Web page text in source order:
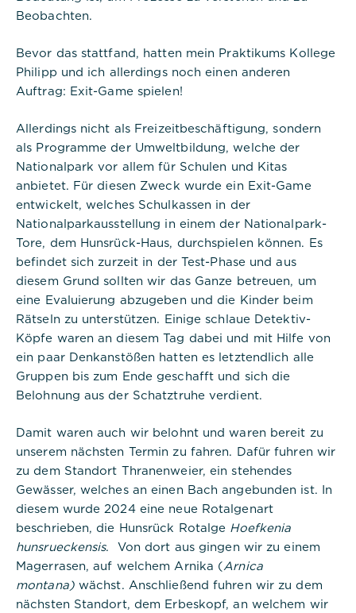
Beobachten.
Bevor das stattfand, hatten mein Praktikums Kollege
Philipp und ich allerdings noch einen anderen
Auftrag: Exit-Game spielen!
Allerdings nicht als Freizeitbeschäftigung, sondern
als Programme der Umweltbildung, welche der
Nationalpark vor allem für Schulen und Kitas
anbietet. Für diesen Zweck wurde ein Exit-Game
entwickelt, welches Schulkassen in der
Nationalparkausstellung in einem der Nationalpark-
Tore, dem Hunsrück-Haus, durchspielen können. Es
befindet sich zurzeit in der Test-Phase und aus
diesem Grund sollten wir das Ganze betreuen, um
eine Evaluierung abzugeben und die Kinder beim
Rätseln zu unterstützen. Einige schlaue Detektiv-
Köpfe waren an diesem Tag dabei und mit Hilfe von
ein paar Denkanstößen hatten es letztendlich alle
Gruppen bis zum Ende geschafft und sich die
Belohnung aus der Schatztruhe verdient.
Damit waren auch wir belohnt und waren bereit zu
unserem nächsten Termin zu fahren. Dafür fuhren wir
zu dem Standort Thranenweier, ein stehendes
Gewässer, welches an einen Bach angebunden ist. In
diesem wurde 2024 eine neue Rotalgenart
beschrieben, die Hunsrück Rotalge Hoefkenia
hunsrueckensis. Von dort aus gingen wir zu einem
Magerrasen, auf welchem Arnika (Arnica
montana) wächst. Anschließend fuhren wir zu dem
nächsten Standort, dem Erbeskopf, an welchem wir
PHPSESSID
Anbieter:
Commerzbank Umweltpraktikum
Cookie Name:
PHPSESSID
Dauer:
Session
Beschreibung:
Dieses Cookie ist nativ für PHP-
Anwendungen. Das Cookie wird
Sitzungs-ID eines Benutzers zu
speichern und zu identifizieren, um
die Benutzersitzung auf der
Website zu verwalten. Das Cookie
ist ein Session-Cookie und wird
gelöscht, wenn alle Browserfenster
geschlossen sind.
Titel:
dpconsentmanagement
Anbieter:
Commerzbank Umweltpraktikum
Cookies: